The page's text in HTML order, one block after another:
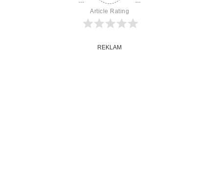
Article Rating
REKLAM